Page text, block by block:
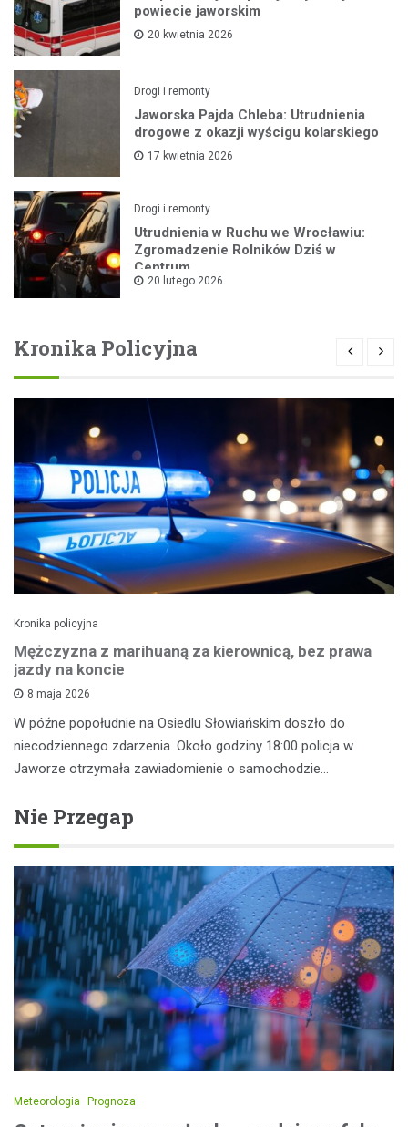
powiecie jaworskim
20 kwietnia 2026
Drogi i remonty
Jaworska Pajda Chleba: Utrudnienia
drogowe z okazji wyścigu kolarskiego
17 kwietnia 2026
Drogi i remonty
Utrudnienia w Ruchu we Wrocławiu:
Zgromadzenie Rolników Dziś w
Centrum
20 lutego 2026
Kronika Policyjna
Kronika policyjna
Mężczyzna z marihuaną za kierownicą, bez prawa
jazdy na koncie
8 maja 2026
W późne popołudnie na Osiedlu Słowiańskim doszło do
niecodziennego zdarzenia. Około godziny 18:00 policja w
Jaworze otrzymała zawiadomienie o samochodzie…
Nie Przegap
Meteorologia Prognoza